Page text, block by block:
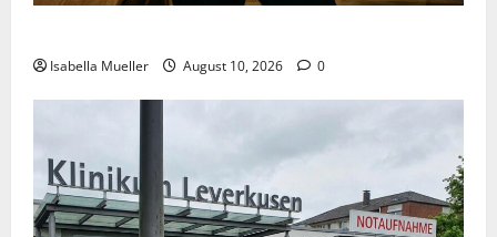
Isabella Mueller August 10, 2026 0